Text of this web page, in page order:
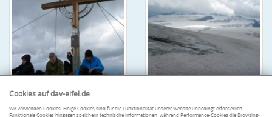
Cookies auf dav-eifel.de
Wir verwenden Cookies. Einige Cookies sind für die Funktionalität unserer Website unbedingt erforderlich.
Funktionale Cookies hingegen speichern technische Informationen, während Performance-Cookies die Browsing-